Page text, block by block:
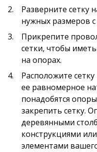
Разверните сетку
нужных размеров
Прикрепите
сетки, чтобы
на опорах.
Расположите
ее равномерное
понадобятся
закрепить сетку.
деревянными
конструкциями
элементами